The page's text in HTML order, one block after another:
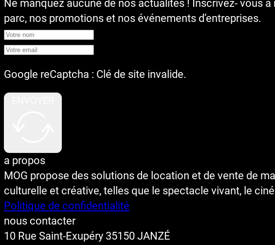
Ne manquez aucune de nos actualités ! Inscrivez- vous
parc, nos promotions et nos événements d’entreprises.
Google reCaptcha : Clé de site invalide.
a propos
MOG propose des solutions de location et de vente de
culturelle et créative, telles que le spectacle vivant, le
Politique de confidentialité
nous contacter
10 Rue Saint-Exupéry 35150 JANZÉ